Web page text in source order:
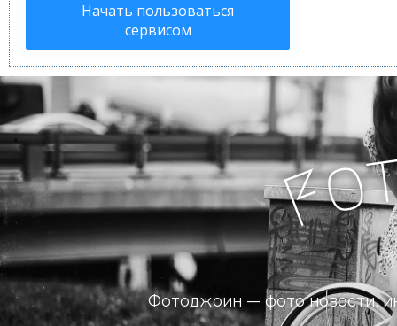
Начать пользоваться
сервисом
Fo
Фотоджоин — фото новости,